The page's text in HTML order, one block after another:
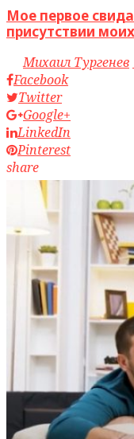
Мое первое
присутствии
byМихаил Тургенев
Facebook
Twitter
Google+
LinkedIn
Pinterest
share